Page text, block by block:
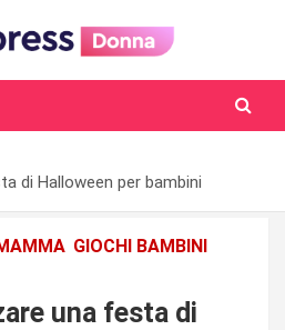
di Halloween per bambini
GIOCHI BAMBINI
una festa di